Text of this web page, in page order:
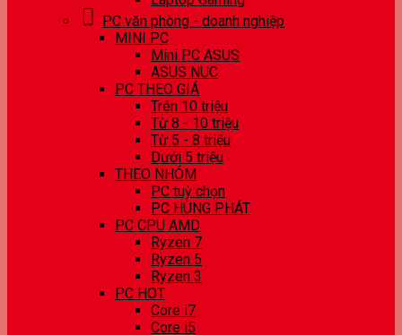
PC văn phòng - doanh nghiệp
MINI PC
Mini PC ASUS
ASUS NUC
PC THEO GIÁ
Trên 10 triệu
Từ 8 - 10 triệu
Từ 5 - 8 triệu
Dưới 5 triệu
THEO NHÓM
PC tuỳ chọn
PC HÙNG PHÁT
PC CPU AMD
Ryzen 7
Ryzen 5
Ryzen 3
PC HOT
Core i7
Core i5